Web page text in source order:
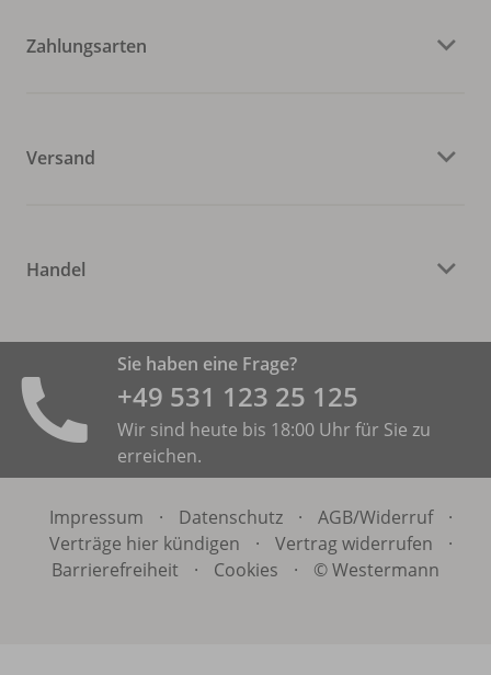
Zahlungsarten
Versand
Handel
Sie haben eine Frage?
+49 531 ­123 25 125
Wir sind heute bis 18:00 Uhr für Sie zu
erreichen.
Impressum · Datenschutz · AGB/Widerruf
·
Verträge hier kündigen
· Vertrag widerrufen
·
Barrierefreiheit
· Cookies · © Westermann